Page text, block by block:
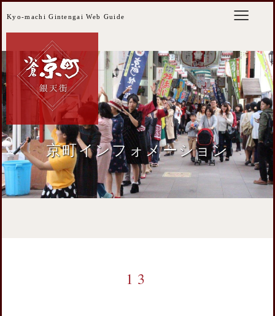
Kyo-machi Gintengai Web Guide
京町インフォメーション
13